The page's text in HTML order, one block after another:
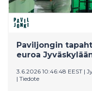
Paviljongin
euroa
3.6.2026 10:46:48 EEST |
| Tiedote